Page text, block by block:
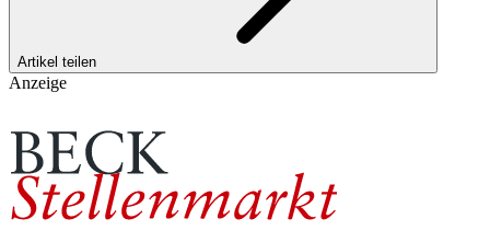
Artikel teilen
Anzeige